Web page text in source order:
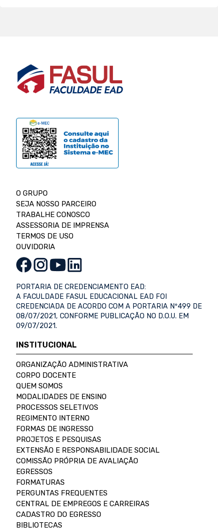
O GRUPO
SEJA NOSSO PARCEIRO
TRABALHE CONOSCO
ASSESSORIA DE IMPRENSA
TERMOS DE USO
OUVIDORIA
PORTARIA DE CREDENCIAMENTO EAD:
A FACULDADE FASUL EDUCACIONAL EAD FOI
CREDENCIADA DE ACORDO COM A PORTARIA Nº499 DE
08/07/2021, CONFORME PUBLICAÇÃO NO D.O.U. EM
09/07/2021.
INSTITUCIONAL
ORGANIZAÇÃO ADMINISTRATIVA
CORPO DOCENTE
QUEM SOMOS
MODALIDADES DE ENSINO
PROCESSOS SELETIVOS
REGIMENTO INTERNO
FORMAS DE INGRESSO
PROJETOS E PESQUISAS
EXTENSÃO E RESPONSABILIDADE SOCIAL
COMISSÃO PRÓPRIA DE AVALIAÇÃO
EGRESSOS
FORMATURAS
PERGUNTAS FREQUENTES
CENTRAL DE EMPREGOS E CARREIRAS
CADASTRO DO EGRESSO
BIBLIOTECAS